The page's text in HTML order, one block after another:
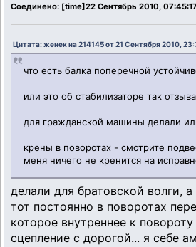
Соединено: [time]22 Сентябрь 2010,
Цитата: женек на 214145 от 21 Сентября 2010,
что есть балка поперечной
или это об стабилизаторе так
для гражданской машины делали
крены в поворотах - смотрите
меня ничего не кренится на
делали для братовской волги,
тот постоянно в поворотах
которое внутреннее к
сцепление с дорогой... я себе